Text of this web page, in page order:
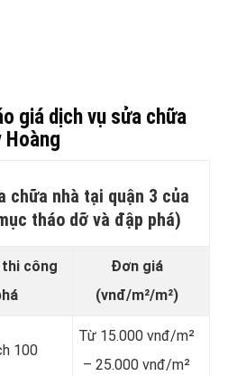
giá dịch vụ sửa chữa
Hoàng
chữa nhà tại quận 3 của
tháo dỡ và đập phá)
công
Đơn giá
(vnđ/m²/m²)
100
Từ 15.000 vnđ/m²
– 25.000 vnđ/m²